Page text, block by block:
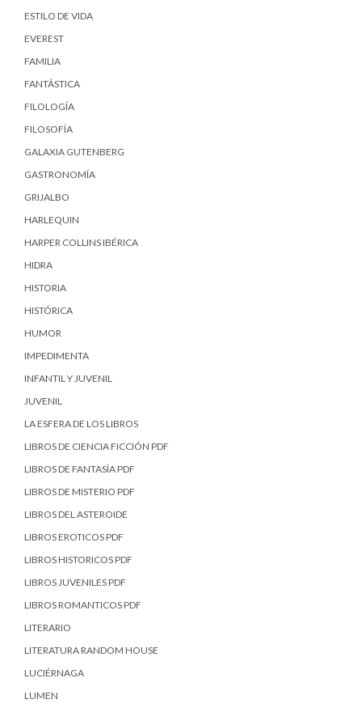
ESTILO DE VIDA
EVEREST
FAMILIA
FANTÁSTICA
FILOLOGÍA
FILOSOFÍA
GALAXIA GUTENBERG
GASTRONOMÍA
GRIJALBO
HARLEQUIN
HARPER COLLINS IBÉRICA
HIDRA
HISTORIA
HISTÓRICA
HUMOR
IMPEDIMENTA
INFANTIL Y JUVENIL
JUVENIL
LA ESFERA DE LOS LIBROS
LIBROS DE CIENCIA FICCIÓN PDF
LIBROS DE FANTASÍA PDF
LIBROS DE MISTERIO PDF
LIBROS DEL ASTEROIDE
LIBROS EROTICOS PDF
LIBROS HISTORICOS PDF
LIBROS JUVENILES PDF
LIBROS ROMANTICOS PDF
LITERARIO
LITERATURA RANDOM HOUSE
LUCIÉRNAGA
LUMEN